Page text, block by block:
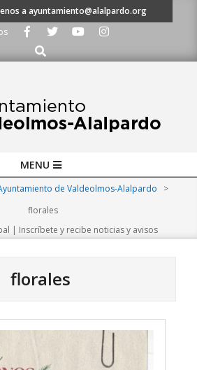
a ayuntamiento@alalpardo.org
Buscar
MENU
de Valdeolmos-Alalpardo
>
florales
| Inscríbete y recibe noticias y avisos
florales